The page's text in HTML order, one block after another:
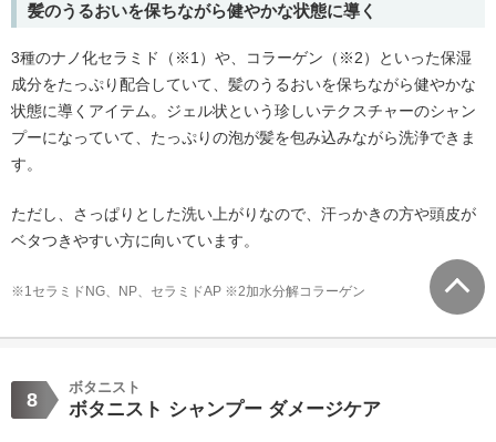
髪のうるおいを保ちながら健やかな状態に導く
3種のナノ化セラミド（※1）や、コラーゲン（※2）といった保湿
成分をたっぷり配合していて、髪のうるおいを保ちながら健やかな
状態に導くアイテム。ジェル状という珍しいテクスチャーのシャン
プーになっていて、たっぷりの泡が髪を包み込みながら洗浄できま
す。
ただし、さっぱりとした洗い上がりなので、汗っかきの方や頭皮が
ベタつきやすい方に向いています。
※1セラミドNG、NP、セラミドAP ※2加水分解コラーゲン
8
ボタニスト
ボタニスト シャンプー ダメージケア